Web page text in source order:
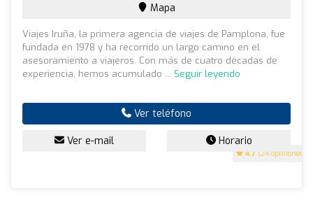
4.7 (24 opiniones)
Mapa
Viajes Iruña, la primera agencia de viajes de Pamplona, fue
fundada en 1978 y ha recorrido un largo camino en el
asesoramiento a viajeros. Con más de cuatro décadas de
experiencia, hemos acumulado ... Seguir leyendo
Ver teléfono
Ver e-mail Horario